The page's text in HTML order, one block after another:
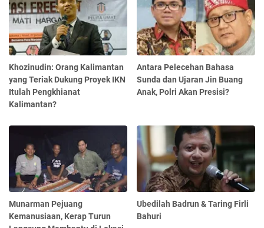
Khozinudin: Orang Kalimantan
yang Teriak Dukung Proyek IKN
Itulah Pengkhianat
Kalimantan?
Antara Pelecehan Bahasa
Sunda dan Ujaran Jin Buang
Anak, Polri Akan Presisi?
Munarman Pejuang
Kemanusiaan, Kerap Turun
Ubedilah Badrun & Taring Firli
Bahuri